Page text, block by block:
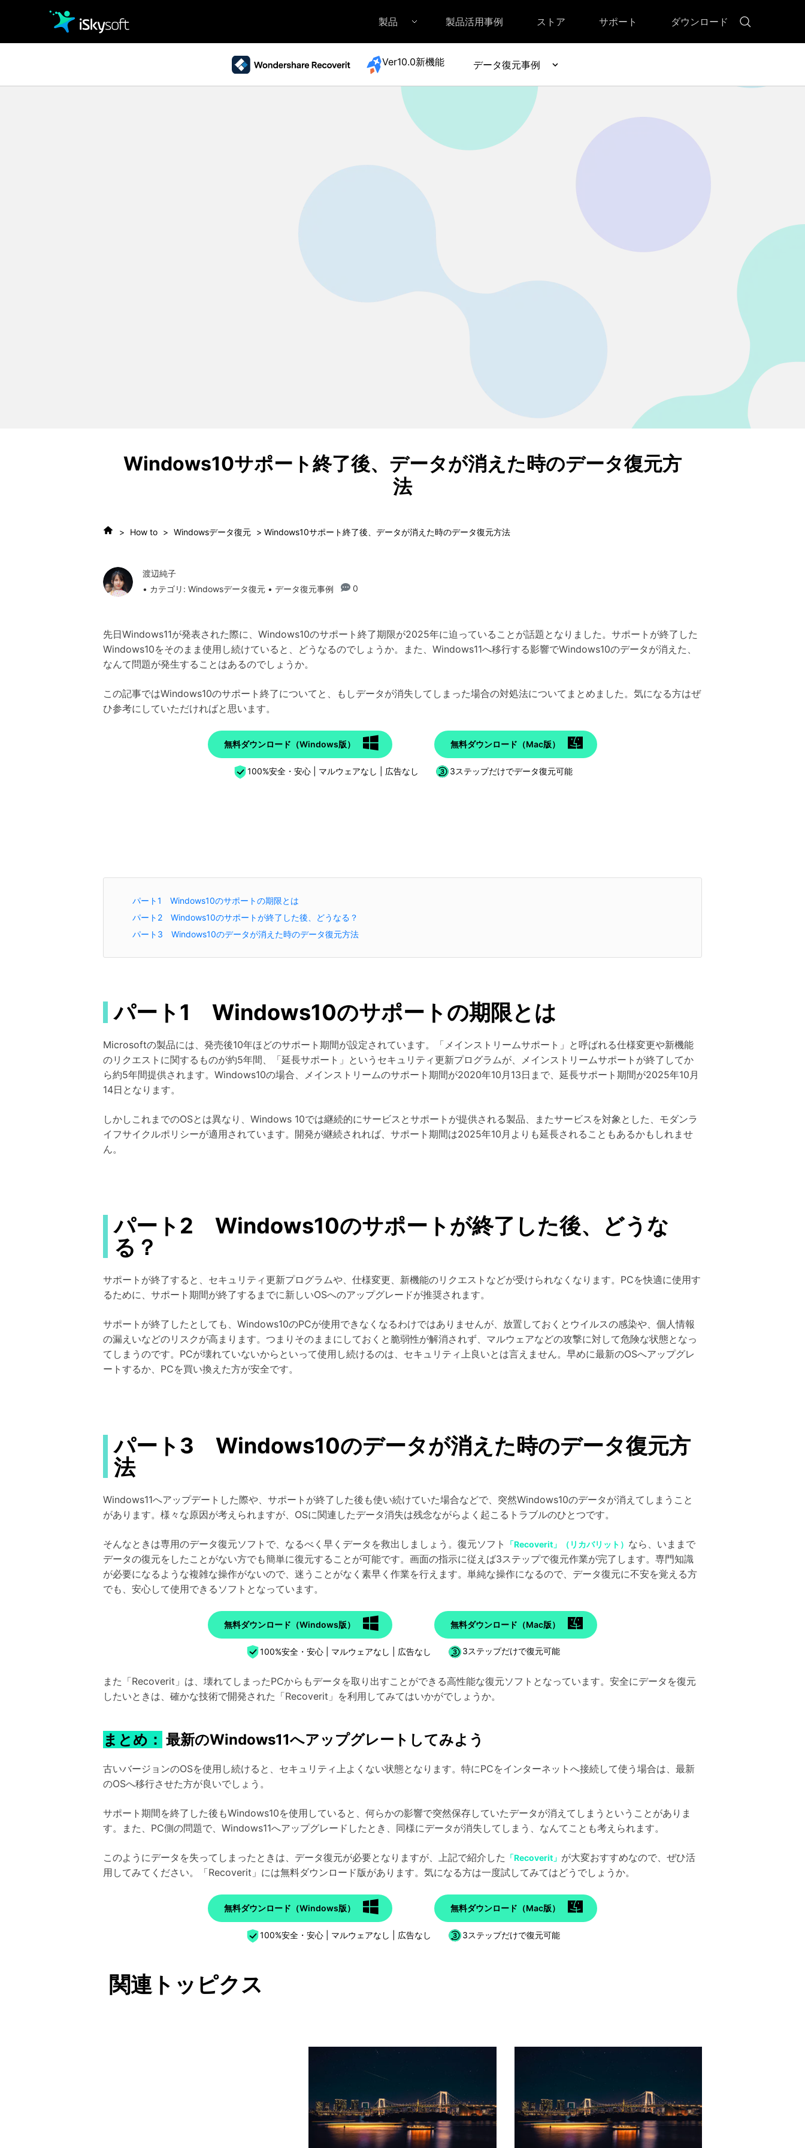
製品
UniConverter(スーパーメディア変換!)
• UniConverter for Windows
• UniConverter for Mac
• DVD Memory for Windows
• DVD Memory for Mac
製品活用事例 ストア サポート ダウンロード
Ver10.0新機能 データ復元事例
外付けデバイス復元
• ビデオ修復・復元
Windows10サポート終了後、データが消えた時のデータ復元方
法
> How to > Windowsデータ復元 > Windows10サポート終了後、データが消えた時のデータ復元方法
渡辺純子
• カテゴリ: Windowsデータ復元 • データ復元事例 0
先日Windows11が発表された際に、Windows10のサポート終了期限が2025年に迫っていることが話題となりました。サポートが終了した
Windows10をそのまま使用し続けていると、どうなるのでしょうか。また、Windows11へ移行する影響でWindows10のデータが消えた、
なんて問題が発生することはあるのでしょうか。
この記事ではWindows10のサポート終了についてと、もしデータが消失してしまった場合の対処法についてまとめました。気になる方はぜ
ひ参考にしていただければと思います。
無料ダウンロード（Windows版） 無料ダウンロード（Mac版）
100%安全・安心 | マルウェアなし | 広告なし 3ステップだけでデータ復元可能
パート1 Windows10のサポートの期限とは
パート2 Windows10のサポートが終了した後、どうなる？
パート3 Windows10のデータが消えた時のデータ復元方法
パート1 Windows10のサポートの期限とは
Microsoftの製品には、発売後10年ほどのサポート期間が設定されています。「メインストリームサポート」と呼ばれる仕様変更や新機能
のリクエストに関するものが約5年間、「延長サポート」というセキュリティ更新プログラムが、メインストリームサポートが終了してか
ら約5年間提供されます。Windows10の場合、メインストリームのサポート期間が2020年10月13日まで、延長サポート期間が2025年10月
14日となります。
しかしこれまでのOSとは異なり、Windows 10では継続的にサービスとサポートが提供される製品、またサービスを対象とした、モダンラ
イフサイクルポリシーが適用されています。開発が継続されれば、サポート期間は2025年10月よりも延長されることもあるかもしれませ
ん。
パート2 Windows10のサポートが終了した後、どうな
る？
サポートが終了すると、セキュリティ更新プログラムや、仕様変更、新機能のリクエストなどが受けられなくなります。PCを快適に使用す
るために、サポート期間が終了するまでに新しいOSへのアップグレードが推奨されます。
サポートが終了したとしても、Windows10のPCが使用できなくなるわけではありませんが、放置しておくとウイルスの感染や、個人情報
の漏えいなどのリスクが高まります。つまりそのままにしておくと脆弱性が解消されず、マルウェアなどの攻撃に対して危険な状態となっ
てしまうのです。PCが壊れていないからといって使用し続けるのは、セキュリティ上良いとは言えません。早めに最新のOSへアップグレ
ートするか、PCを買い換えた方が安全です。
パート3 Windows10のデータが消えた時のデータ復元方
法
Windows11へアップデートした際や、サポートが終了した後も使い続けていた場合などで、突然Windows10のデータが消えてしまうこと
があります。様々な原因が考えられますが、OSに関連したデータ消失は残念ながらよく起こるトラブルのひとつです。
そんなときは専用のデータ復元ソフトで、なるべく早くデータを救出しましょう。復元ソフト 「Recoverit」（リカバリット） なら、いままで
データの復元をしたことがない方でも簡単に復元することが可能です。画面の指示に従えば3ステップで復元作業が完了します。専門知識
が必要になるような複雑な操作がないので、迷うことがなく素早く作業を行えます。単純な操作になるので、データ復元に不安を覚える方
でも、安心して使用できるソフトとなっています。
無料ダウンロード（Windows版） 無料ダウンロード（Mac版）
100%安全・安心 | マルウェアなし | 広告なし 3ステップだけで復元可能
また「Recoverit」は、壊れてしまったPCからもデータを取り出すことができる高性能な復元ソフトとなっています。安全にデータを復元
したいときは、確かな技術で開発された「Recoverit」を利用してみてはいかがでしょうか。
まとめ： 最新のWindows11へアップグレートしてみよう
古いバージョンのOSを使用し続けると、セキュリティ上よくない状態となります。特にPCをインターネットへ接続して使う場合は、最新
のOSへ移行させた方が良いでしょう。
サポート期間を終了した後もWindows10を使用していると、何らかの影響で突然保存していたデータが消えてしまうということがありま
す。また、PC側の問題で、Windows11へアップグレードしたとき、同様にデータが消失してしまう、なんてことも考えられます。
このようにデータを失ってしまったときは、データ復元が必要となりますが、上記で紹介した 「Recoverit」 が大変おすすめなので、ぜひ活
用してみてください。「Recoverit」には無料ダウンロード版があります。気になる方は一度試してみてはどうでしょうか。
無料ダウンロード（Windows版） 無料ダウンロード（Mac版）
100%安全・安心 | マルウェアなし | 広告なし 3ステップだけで復元可能
関連トッピクス